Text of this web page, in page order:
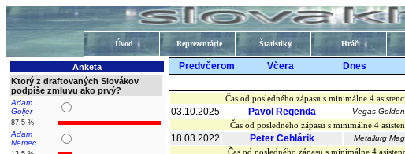
Úvod Reprezentácie Štatistiky Hráči
Anketa
Ktorý z draftovaných Slovákov
podpíše zmluvu ako prvý?
Adam
Goljer
87.5 %
Adam
Nemec
Predvčerom Včera Dnes
Čas od posledného zápasu s minimálne 4
03.10.2025 Pavol Regenda Vegas
Čas od posledného zápasu s minimálne 4
18.03.2022 Peter Cehlárik Metallurg
Čas od posledného zápasu s minimálne 4